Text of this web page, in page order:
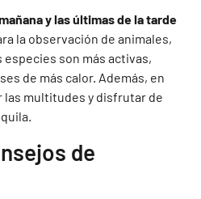
y las últimas de la tarde
la observación de animales,
especies son más activas,
de más calor. Además, en
las multitudes y disfrutar de
de